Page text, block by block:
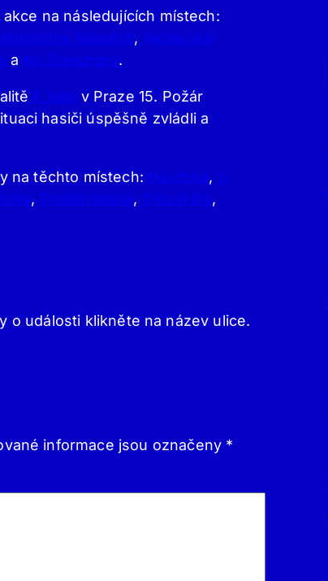
na následujících místech:
Náměstí, Václavské
a Na Špejcharu.
K Valu v Praze 15. Požár
hasiči úspěšně zvládli a
na těchto místech: Husitská, V
, Poděbradská, Dvouletky,
o události klikněte na název ulice.
informace jsou označeny *